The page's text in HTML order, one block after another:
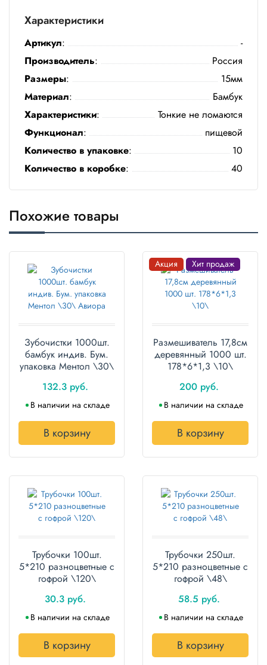
Скатерти
коврики
Товары
для
уборки
Салфетки
Полотенца
Туалетная
Все для
хранения и
транспортировки
Сумки
Хозтовары
Товары
для
Товары
для
барбекю
Характеристики
Артикул:
-
Производитель:
Россия
Размеры:
15мм
Материал:
Бамбук
Характеристики:
Тонкие не ломаются
Функционал:
пищевой
Количество в упаковке:
10
Количество в коробке: 40
Похожие товары
Зубочистки 1000шт.
бамбук индив. Бум.
упаковка Ментол \30\
132.3 руб.
В наличии на складе
В корзину
Акция Хит продаж
Размешиватель 17,8см
деревянный 1000 шт.
178*6*1,3 \10\
200 руб.
В наличии на складе
В корзину
Трубочки 100шт.
5*210 разноцветные с
гофрой \120\
30.3 руб.
В наличии на складе
В корзину
Трубочки 250шт.
5*210 разноцветные с
гофрой \48\
58.5 руб.
В наличии на складе
В корзину